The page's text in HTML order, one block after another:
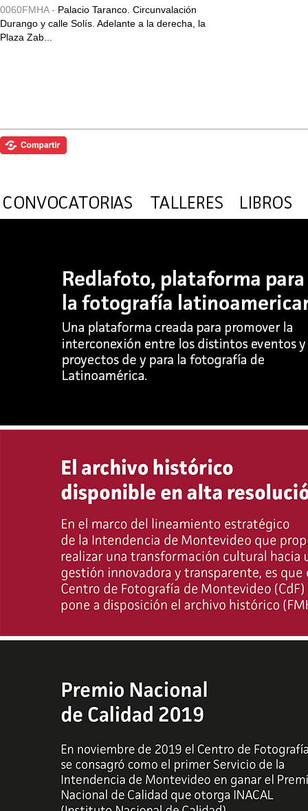
0060FMHA - Palacio Taranco. Circunvalación
Durango y calle Solís. Adelante a la derecha, la
Plaza Zab...